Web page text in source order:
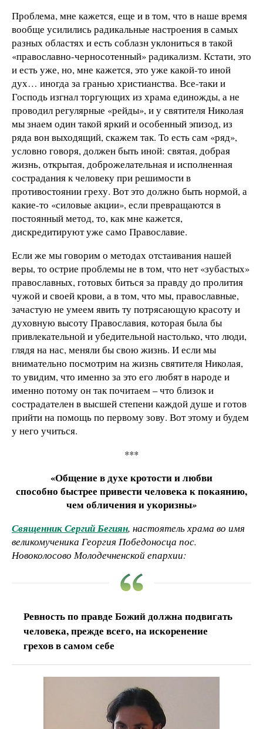
Проблема, мне кажется, еще и в том, что в наше время
вообще усилились радикальные настроения в самых
разных областях и есть соблазн уклониться в такой
«православно-черносотенный» радикализм. Кстати, это
и есть уже, но, мне кажется, это уже какой-то иной
дух… иногда за гранью христианства. Все-таки и
Господь изгнал торгующих из храма единожды, а не
проводил регулярные «рейды», и у святителя Николая
мы знаем один такой яркий и особенный эпизод, из
ряда вон выходящий, скажем так. То есть сам «ряд»,
условно говоря, должен быть иной: святая, добрая
жизнь, открытая, доброжелательная и исполненная
сострадания к человеку при решимости в
противостоянии греху. Вот это должно быть нормой, а
какие-то «силовые акции», если превращаются в
постоянный метод, то, как мне кажется,
дискредитируют уже само Православие.
Если же мы говорим о методах отстаивания нашей
веры, то острие проблемы не в том, что нет «зубастых»
православных, готовых биться за правду до пролития
чужой и своей крови, а в том, что мы, православные,
зачастую не умеем явить ту потрясающую красоту и
духовную высоту Православия, которая была бы
привлекательной и убедительной настолько, что люди,
глядя на нас, меняли бы свою жизнь. И если мы
внимательно посмотрим на жизнь святителя Николая,
то увидим, что именно за это его любят в народе и
именно потому он так почитаем – что близок и
сострадателен в высшей степени каждой душе и готов
прийти на помощь по первому зову. Вот этому и будем
у него учиться.
***
«Общение в духе кротости и любви
способно быстрее привести человека к покаянию,
чем обличения и укоризны»
Священник Сергий Бегиян, настоятель храма во имя
великомученика Георгия Победоносца пос.
Новоколосово Молодечненской епархии:
Ревность по правде Божий должна подвигать
человека, прежде всего, на искоренение
грехов в самом себе